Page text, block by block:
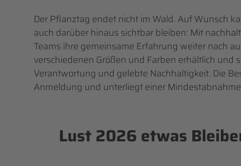
Der Pflanztag endet nicht im Wald. Auf Wunsch
auch darüber hinaus sichtbar bleiben: Mit
Teams ihre gemeinsame Erfahrung weiter nach
verschiedenen Größen und Farben erhältlich und
Verantwortung und gelebte Nachhaltigkeit. Die
Anmeldung und unterliegt einer
Lust 2026 etwas